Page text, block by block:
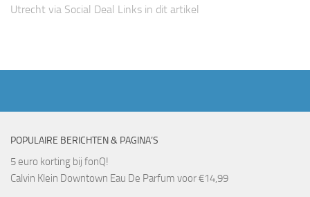
Utrecht via Social Deal Links in dit artikel
POPULAIRE BERICHTEN & PAGINA’S
5 euro korting bij fonQ!
Calvin Klein Downtown Eau De Parfum voor €14,99